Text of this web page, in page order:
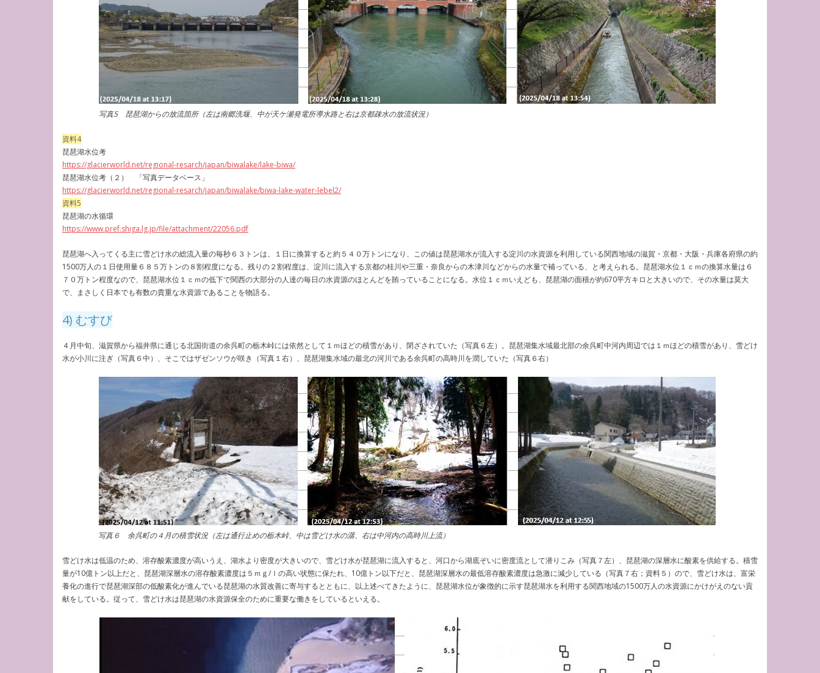
写真5 琵琶湖からの放流箇所（左は南郷洗堰、中が天ケ瀬発電所導水路と右は京都疎水の放流状況）
資料4
琵琶湖水位考
https://glacierworld.net/regional-resarch/japan/biwalake/lake-biwa/
琵琶湖水位考（２） 「写真データベース」
https://glacierworld.net/regional-resarch/japan/biwalake/biwa-lake-water-lebel2/
資料5
琵琶湖の水循環
https://www.pref.shiga.lg.jp/file/attachment/22056.pdf
琵琶湖へ入ってくる主に雪どけ水の総流入量の毎秒６３トンは、１日に換算すると約５４０万トンになり、この値は琵琶湖水が流入する淀川の水資源を利用している関西地域の滋賀・京都・大阪・兵庫各府県の約
1500万人の１日使用量６８５万トンの８割程度になる。残りの２割程度は、淀川に流入する京都の桂川や三重・奈良からの木津川などからの水量で補っている、と考えられる。琵琶湖水位１ｃｍの換算水量は６
７０万トン程度なので、琵琶湖水位１ｃｍの低下で関西の大部分の人達の毎日の水資源のほとんどを賄っていることになる。水位１ｃｍいえども、琵琶湖の面積が約670平方キロと大きいので、その水量は莫大
で、まさしく日本でも有数の貴重な水資源であることを物語る。
4) むすび
４月中旬、滋賀県から福井県に通じる北国街道の余呉町の栃木峠には依然として１ｍほどの積雪があり、閉ざされていた（写真６左）。琵琶湖集水域最北部の余呉町中河内周辺では１ｍほどの積雪があり、雪どけ
水が小川に注ぎ（写真６中）、そこではザゼンソウが咲き（写真１右）、琵琶湖集水域の最北の河川である余呉町の高時川を潤していた（写真６右）
写真６ 余呉町の４月の積雪状況（左は通行止めの栃木峠、中は雪どけ水の潺、右は中河内の高時川上流）
雪どけ水は低温のため、溶存酸素濃度が高いうえ、湖水より密度が大きいので、雪どけ水が琵琶湖に流入すると、河口から湖底ぞいに密度流として潜りこみ（写真７左）、琵琶湖の深層水に酸素を供給する。積雪
量が10億トン以上だと、琵琶湖深層水の溶存酸素濃度は５ｍｇ/ｌの高い状態に保たれ、10億トン以下だと、琵琶湖深層水の最低溶存酸素濃度は急激に減少している（写真７右；資料５）ので、雪どけ水は、富栄
養化の進行で琵琶湖深部の低酸素化が進んでいる琵琶湖の水質改善に寄与するとともに、以上述べてきたように、琵琶湖水位が象徴的に示す琵琶湖水を利用する関西地域の1500万人の水資源にかけがえのない貢
献をしている。従って、雪どけ水は琵琶湖の水資源保全のために重要な働きをしているといえる。